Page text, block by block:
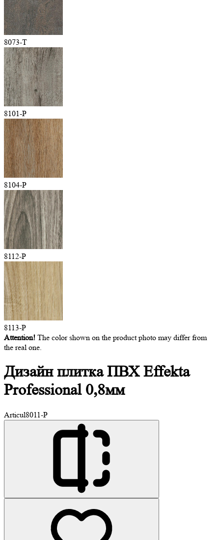
8073-T
8101-P
8104-P
8112-P
8113-P
Attention! The color shown on the product photo may differ from
the real one.
Дизайн плитка ПВХEffekta
Professional 0,8мм
Articul8011-P